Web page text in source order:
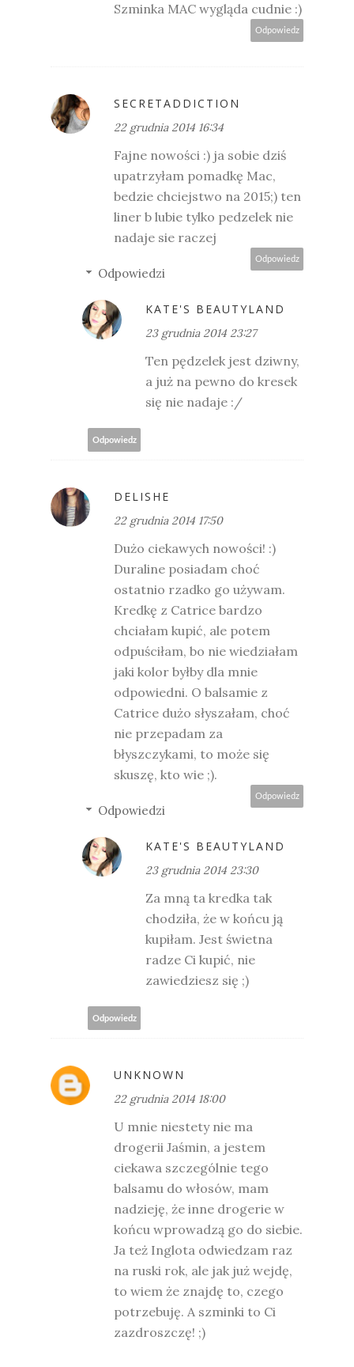
Szminka MAC wygląda cudnie :)
Odpowiedz
SECRETADDICTION
22 grudnia 2014 16:34
Fajne nowości :) ja sobie dziś
upatrzyłam pomadkę Mac,
bedzie chciejstwo na 2015;) ten
liner b lubie tylko pedzelek nie
nadaje sie raczej
Odpowiedz
Odpowiedzi
KATE'S BEAUTYLAND
23 grudnia 2014 23:27
Ten pędzelek jest dziwny,
a już na pewno do kresek
się nie nadaje :/
Odpowiedz
DELISHE
22 grudnia 2014 17:50
Dużo ciekawych nowości! :)
Duraline posiadam choć
ostatnio rzadko go używam.
Kredkę z Catrice bardzo
chciałam kupić, ale potem
odpuściłam, bo nie wiedziałam
jaki kolor byłby dla mnie
odpowiedni. O balsamie z
Catrice dużo słyszałam, choć
nie przepadam za
błyszczykami, to może się
skuszę, kto wie ;).
Odpowiedz
Odpowiedzi
KATE'S BEAUTYLAND
23 grudnia 2014 23:30
Za mną ta kredka tak
chodziła, że w końcu ją
kupiłam. Jest świetna
radze Ci kupić, nie
zawiedziesz się ;)
Odpowiedz
UNKNOWN
22 grudnia 2014 18:00
U mnie niestety nie ma
drogerii Jaśmin, a jestem
ciekawa szczególnie tego
balsamu do włosów, mam
nadzieję, że inne drogerie w
końcu wprowadzą go do siebie.
Ja też Inglota odwiedzam raz
na ruski rok, ale jak już wejdę,
to wiem że znajdę to, czego
potrzebuję. A szminki to Ci
zazdroszczę! ;)